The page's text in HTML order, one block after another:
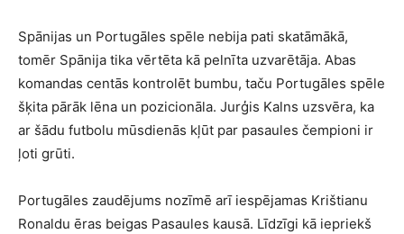
Spānijas un Portugāles spēle nebija pati skatāmākā,
tomēr Spānija tika vērtēta kā pelnīta uzvarētāja. Abas
komandas centās kontrolēt bumbu, taču Portugāles spēle
šķita pārāk lēna un pozicionāla. Jurģis Kalns uzsvēra, ka
ar šādu futbolu mūsdienās kļūt par pasaules čempioni ir
ļoti grūti.
Portugāles zaudējums nozīmē arī iespējamas Krištianu
Ronaldu ēras beigas Pasaules kausā. Līdzīgi kā iepriekš